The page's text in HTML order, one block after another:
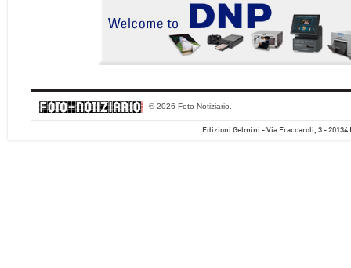
© 2026 Foto Notiziario.
Edizioni Gelmini - Via Fraccaroli, 3 - 20134